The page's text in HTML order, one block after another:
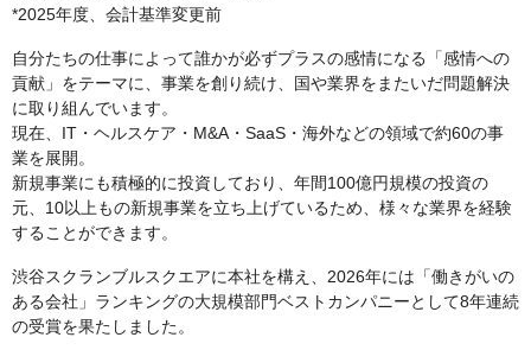
*2025年度、会計基準変更前
自分たちの仕事によって誰かが必ずプラスの感情になる「感情への
貢献」をテーマに、事業を創り続け、国や業界をまたいだ問題解決
に取り組んでいます。
現在、IT・ヘルスケア・M&A・SaaS・海外などの領域で約60の事
業を展開。
新規事業にも積極的に投資しており、年間100億円規模の投資の
元、10以上もの新規事業を立ち上げているため、様々な業界を経験
することができます。
渋谷スクランブルスクエアに本社を構え、2026年には「働きがいの
ある会社」ランキングの大規模部門ベストカンパニーとして8年連続
の受賞を果たしました。